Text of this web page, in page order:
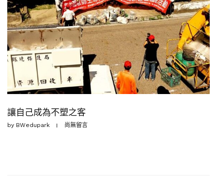
讓自己成為不塑之客
by BWedupark 尚無留言